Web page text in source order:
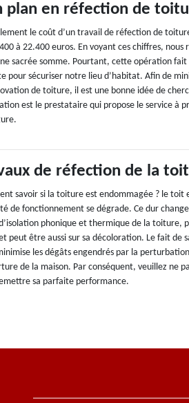
plan en réfection de
le coût d’un travail de réfection de
à 22.400 euros. En voyant ces chiffres,
sacrée somme. Pourtant, cette opération
pour sécuriser notre lieu d’habitat. Afin de
de toiture, il est une bonne idée de
est le prestataire qui propose le service à
de réfection de la
savoir si la toiture est endommagée ? le toit
de fonctionnement se dégrade. Ce dur
phonique et thermique de la toiture,
peut être aussi sur sa décoloration. Le fait de
les dégâts engendrés par la
de la maison. Par conséquent, veuillez ne
sa parfaite performance.